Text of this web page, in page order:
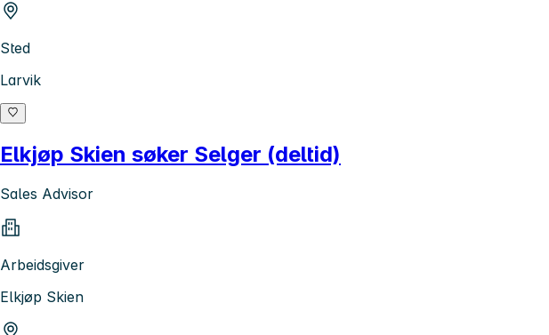
Sted
Larvik
Elkjøp Skien søker Selger (deltid)
Sales Advisor
Arbeidsgiver
Elkjøp Skien